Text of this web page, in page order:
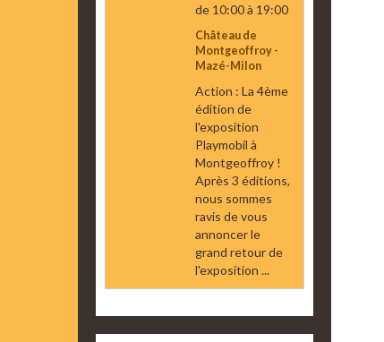
de 10:00à 19:00
Château de
Montgeoffroy -
Mazé-Milon
Action : La 4ème
édition de
l'exposition
Playmobil à
Montgeoffroy !
Après 3 éditions,
nous sommes
ravis de vous
annoncer le
grand retour de
l'exposition ...